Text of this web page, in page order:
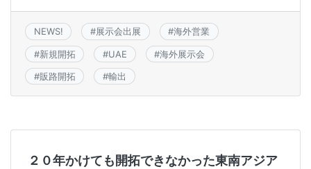
b
o
o
NEWS! #展示会出展 #海外営業
#新規開拓 #UAE #海外展示会
#販路開拓 #輸出
２０年かけても開拓できなかった東南アジア